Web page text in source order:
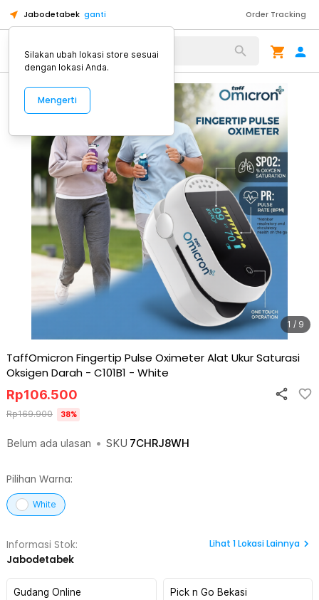
Jabodetabek ganti Order Tracking
Alat Kopi
1 / 9
TaffOmicron Fingertip Pulse Oximeter Alat Ukur Saturasi
Oksigen Darah - C101B1 - White
Belum ada ulasan • SKU 7CHRJ8WH
Rp106.500
Rp169.900 38%
Pilihan Warna:
White
Informasi Stok:
Jabodetabek
Lihat 1Lokasi Lainnya
Gudang Online Pick n Go Bekasi
Silakan ubah lokasi store sesuai
dengan lokasi Anda.
Mengerti